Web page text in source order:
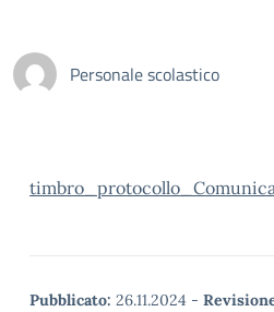
Personale scolastico
Pubblicato: 26.11.2024 -